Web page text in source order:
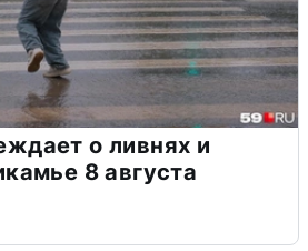
о ливнях и
8 августа